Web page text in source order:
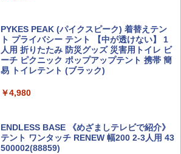
￥713
￥2,695
PYKES PEAK (パイクスピーク) 着替えテン
ト プライバシー テント 【中が透けない】 1
人用 折りたたみ 防災グッズ 災害用トイレ ビ
ーチ ピクニック ポップアップテント 携帯 簡
易 トイレテント (ブラック)
￥4,980
ENDLESS BASE 《めざましテレビで紹介》
テント ワンタッチ RENEW 幅200 2-3人用 43
500002(88859)